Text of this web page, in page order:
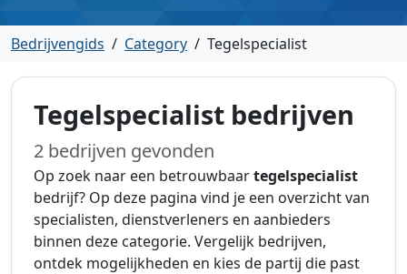
Bedrijvengids / Category / Tegelspecialist
Tegelspecialist bedrijven
2 bedrijven gevonden
Op zoek naar een betrouwbaartegelspecialist
bedrijf? Op deze pagina vind je een overzicht van
specialisten, dienstverleners en aanbieders
binnen deze categorie. Vergelijk bedrijven,
ontdek mogelijkheden en kies de partij die past